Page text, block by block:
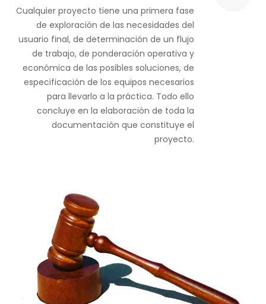
Cualquier proyecto tiene una primera fase
de exploración de las necesidades del
usuario final, de determinación de un flujo
de trabajo, de ponderación operativa y
económica de las posibles soluciones, de
especificación de los equipos necesarios
para llevarlo a la práctica. Todo ello
concluye en la elaboración de toda la
documentación que constituye el
proyecto.